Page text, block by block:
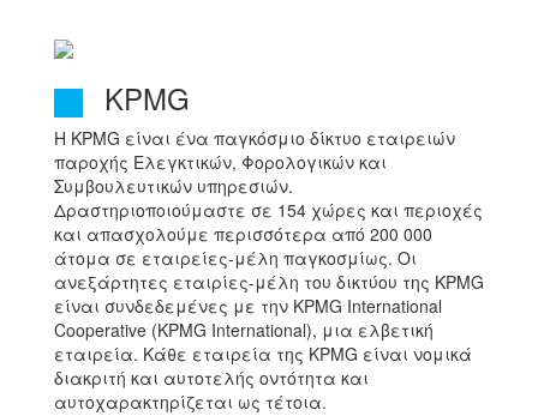
KPMG
Η KPMG είναι ένα παγκόσμιο δίκτυο εταιρειών
παροχής Ελεγκτικών, Φορολογικών και
Συμβουλευτικών υπηρεσιών.
Δραστηριοποιούμαστε σε 154 χώρες και περιοχές
και απασχολούμε περισσότερα από 200 000
άτομα σε εταιρείες-μέλη παγκοσμίως. Οι
ανεξάρτητες εταιρίες-μέλη του δικτύου της KPMG
είναι συνδεδεμένες με την KPMG International
Cooperative (KPMG International), μια ελβετική
εταιρεία. Κάθε εταιρεία της KPMG είναι νομικά
διακριτή και αυτοτελής οντότητα και
αυτοχαρακτηρίζεται ως τέτοια.